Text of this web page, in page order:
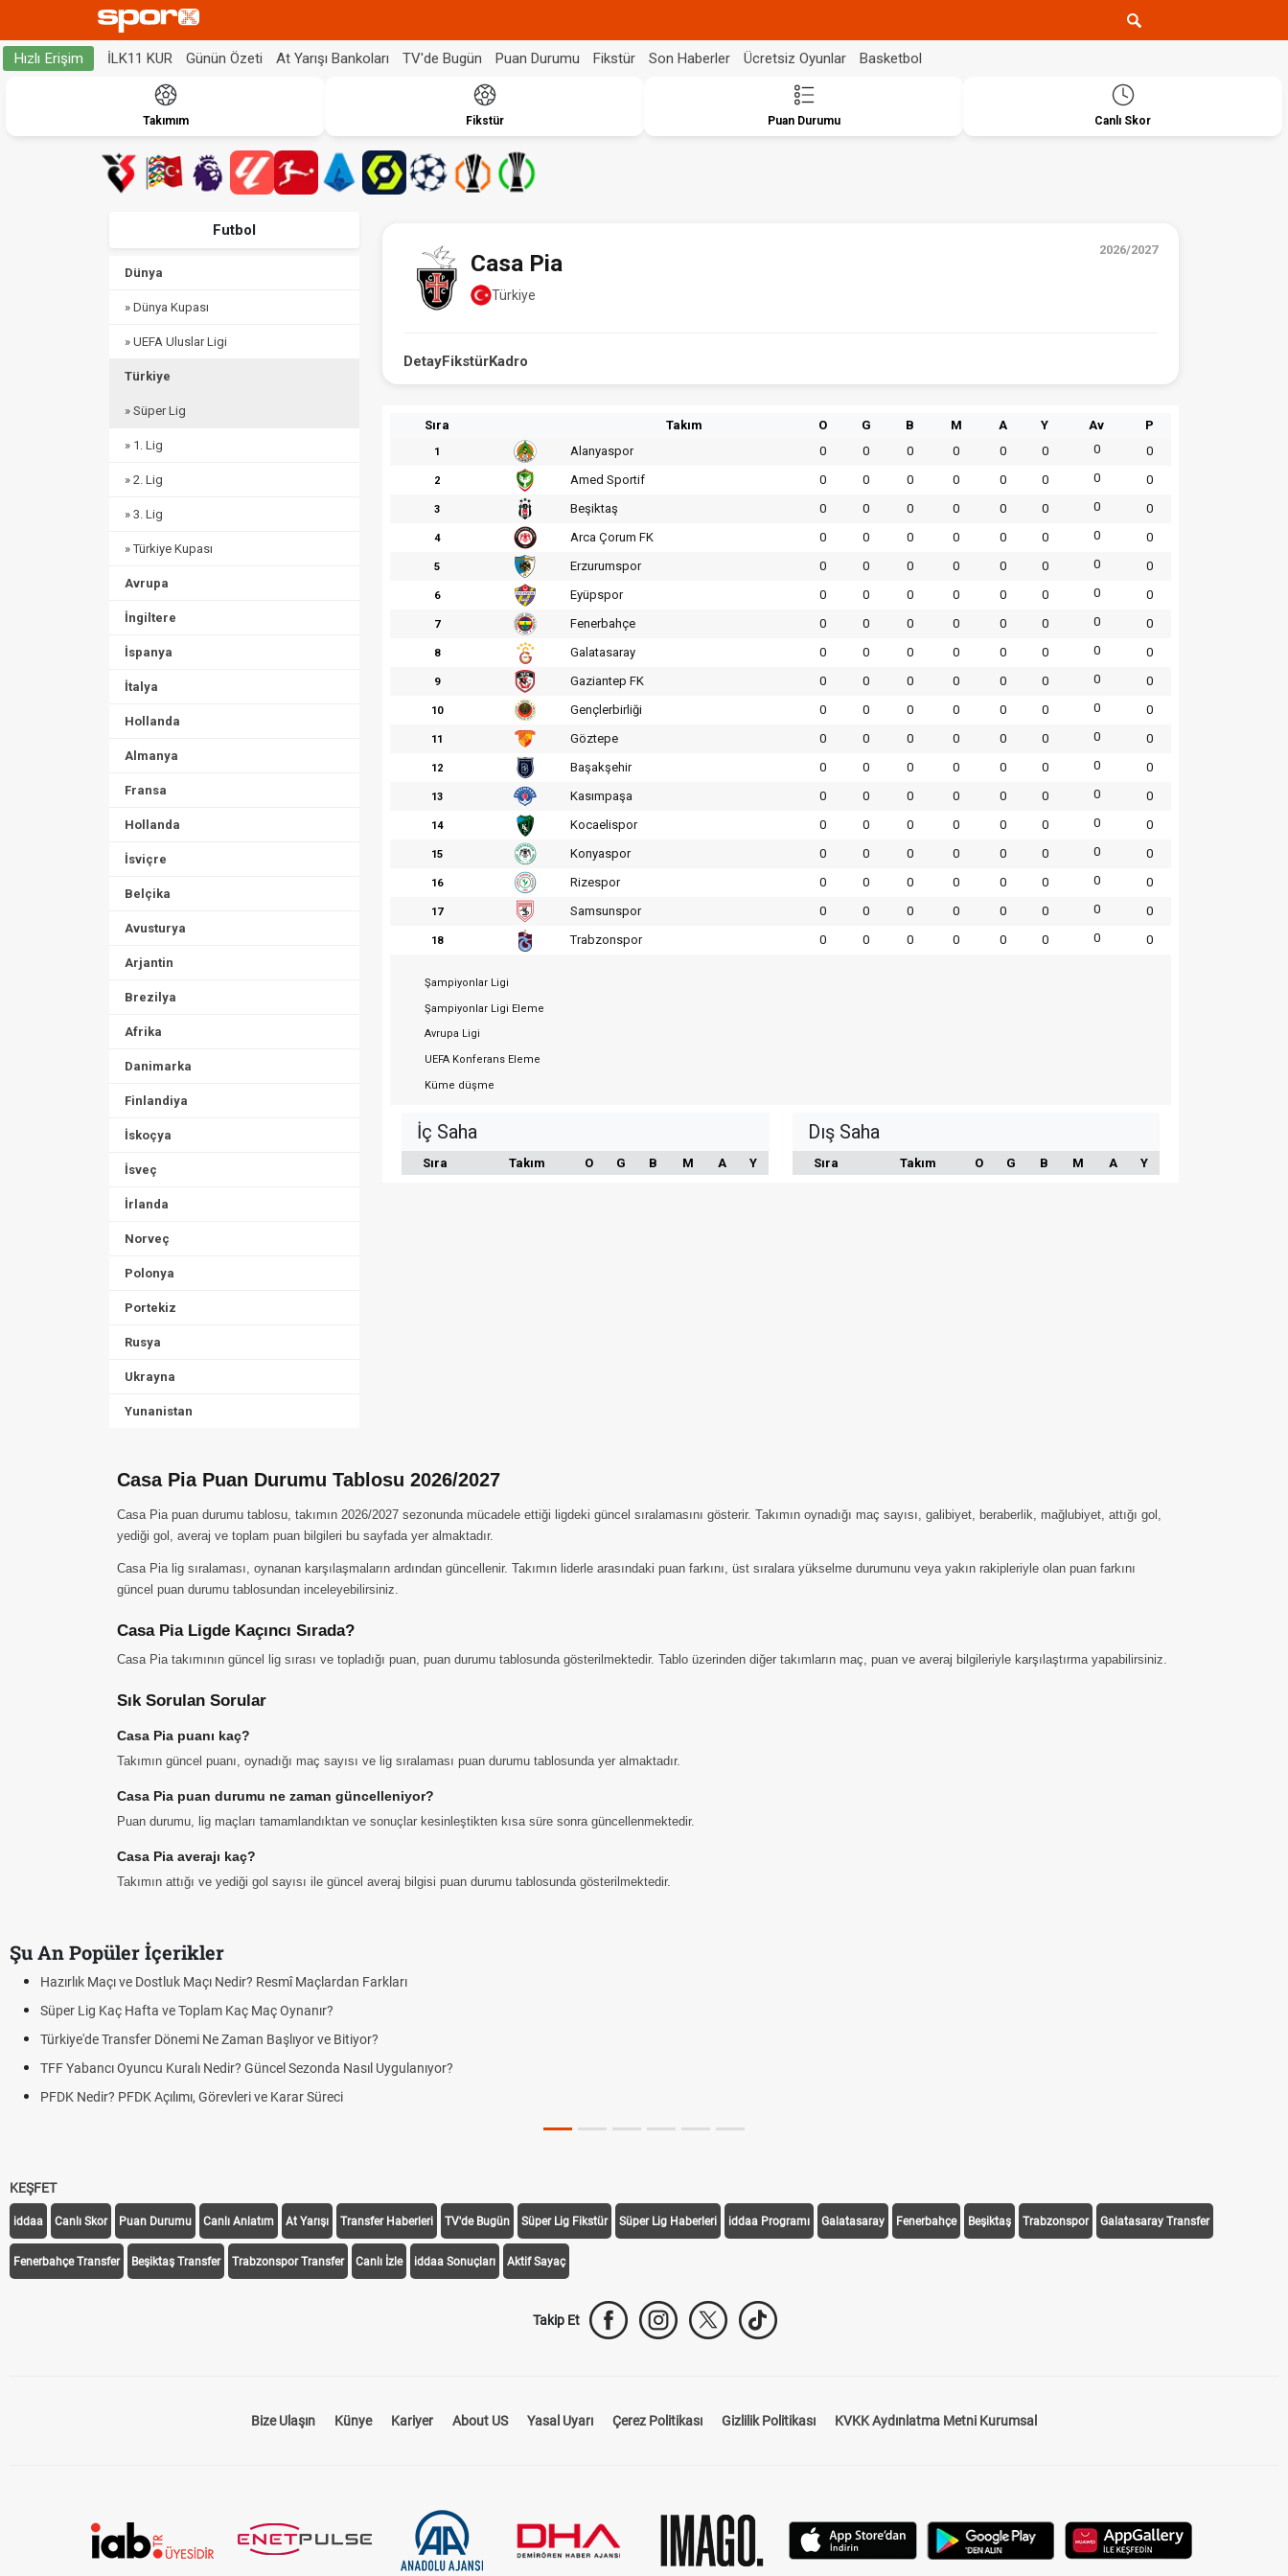
Hızlı Erişim İLK11 KUR Günün Özeti At Yarışı Bankoları TV'de Bugün Puan Durumu Fikstür Son Haberler Ücretsiz Oyunlar Basketbol
Takımım Fikstür Puan Durumu Canlı Skor
Futbol
Dünya
» Dünya Kupası
» UEFA Uluslar Ligi
Türkiye
» Süper Lig
» 1. Lig
» 2. Lig
» 3. Lig
» Türkiye Kupası
Avrupa
İngiltere
İspanya
İtalya
Hollanda
Almanya
Fransa
Hollanda
İsviçre
Belçika
Avusturya
Arjantin
Brezilya
Afrika
Danimarka
Finlandiya
İskoçya
İsveç
İrlanda
Norveç
Polonya
Portekiz
Rusya
Ukrayna
Yunanistan
2026/2027
Casa Pia
Türkiye
DetayFikstürKadro
Sıra Takım O G B M A Y Av P
1 Alanyaspor 0 0 0 0 0 0 0 0
2 Amed Sportif 0 0 0 0 0 0 0 0
3 Beşiktaş 0 0 0 0 0 0 0 0
4 Arca Çorum FK 0 0 0 0 0 0 0 0
5 Erzurumspor 0 0 0 0 0 0 0 0
6 Eyüpspor 0 0 0 0 0 0 0 0
7 Fenerbahçe 0 0 0 0 0 0 0 0
8 Galatasaray 0 0 0 0 0 0 0 0
9 Gaziantep FK 0 0 0 0 0 0 0 0
10 Gençlerbirliği 0 0 0 0 0 0 0 0
11 Göztepe 0 0 0 0 0 0 0 0
12 Başakşehir 0 0 0 0 0 0 0 0
13 Kasımpaşa 0 0 0 0 0 0 0 0
14 Kocaelispor 0 0 0 0 0 0 0 0
15 Konyaspor 0 0 0 0 0 0 0 0
16 Rizespor 0 0 0 0 0 0 0 0
17 Samsunspor 0 0 0 0 0 0 0 0
18 Trabzonspor 0 0 0 0 0 0 0 0
Şampiyonlar Ligi
Şampiyonlar Ligi Eleme
Avrupa Ligi
UEFA Konferans Eleme
Küme düşme
İç Saha
Sıra Takım O G B M A Y
Dış Saha
Sıra Takım O G B M A Y
Casa Pia Puan Durumu Tablosu 2026/2027
Casa Pia puan durumu tablosu, takımın 2026/2027 sezonunda mücadele ettiği ligdeki güncel sıralamasını gösterir. Takımın oynadığı maç sayısı, galibiyet, beraberlik, mağlubiyet, attığı gol,
yediği gol, averaj ve toplam puan bilgileri bu sayfada yer almaktadır.
Casa Pia lig sıralaması, oynanan karşılaşmaların ardından güncellenir. Takımın liderle arasındaki puan farkını, üst sıralara yükselme durumunu veya yakın rakipleriyle olan puan farkını
güncel puan durumu tablosundan inceleyebilirsiniz.
Casa Pia Ligde Kaçıncı Sırada?
Casa Pia takımının güncel lig sırası ve topladığı puan, puan durumu tablosunda gösterilmektedir. Tablo üzerinden diğer takımların maç, puan ve averaj bilgileriyle karşılaştırma yapabilirsiniz.
Sık Sorulan Sorular
Casa Pia puanı kaç?
Takımın güncel puanı, oynadığı maç sayısı ve lig sıralaması puan durumu tablosunda yer almaktadır.
Casa Pia puan durumu ne zaman güncelleniyor?
Puan durumu, lig maçları tamamlandıktan ve sonuçlar kesinleştikten kısa süre sonra güncellenmektedir.
Casa Pia averajı kaç?
Takımın attığı ve yediği gol sayısı ile güncel averaj bilgisi puan durumu tablosunda gösterilmektedir.
Şu An Popüler İçerikler
Hazırlık Maçı ve Dostluk Maçı Nedir? Resmî Maçlardan Farkları
Süper Lig Kaç Hafta ve Toplam Kaç Maç Oynanır?
Türkiye'de Transfer Dönemi Ne Zaman Başlıyor ve Bitiyor?
TFF Yabancı Oyuncu Kuralı Nedir? Güncel Sezonda Nasıl Uygulanıyor?
PFDK Nedir? PFDK Açılımı, Görevleri ve Karar Süreci
KEŞFET
iddaa Canlı Skor Puan Durumu Canlı Anlatım At Yarışı Transfer Haberleri TV'de Bugün Süper Lig Fikstür Süper Lig Haberleri iddaa Programı Galatasaray Fenerbahçe Beşiktaş Trabzonspor Galatasaray Transfer
Fenerbahçe Transfer Beşiktaş Transfer Trabzonspor Transfer Canlı İzle iddaa Sonuçları Aktif Sayaç
Takip Et
Bize Ulaşın Künye Kariyer About US Yasal Uyarı Çerez Politikası Gizlilik Politikası KVKK Aydınlatma Metni Kurumsal